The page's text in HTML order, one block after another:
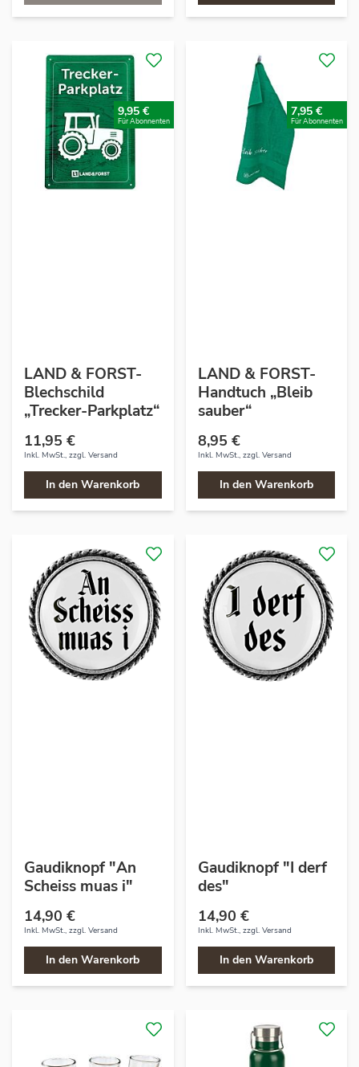
9,95 €
Für Abonnenten
LAND & FORST-
Blechschild
„Trecker-Parkplatz“
11,95 €
Inkl. MwSt., zzgl. Versand
In den Warenkorb
7,95 €
Für Abonnenten
LAND & FORST-
Handtuch „Bleib
sauber“
8,95 €
Inkl. MwSt., zzgl. Versand
In den Warenkorb
Gaudiknopf "An
Scheiss muas i"
14,90 €
Inkl. MwSt., zzgl. Versand
In den Warenkorb
Gaudiknopf "I derf
des"
14,90 €
Inkl. MwSt., zzgl. Versand
In den Warenkorb